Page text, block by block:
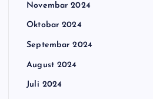
Novembar 2024
Oktobar 2024
Septembar 2024
August 2024
Juli 2024